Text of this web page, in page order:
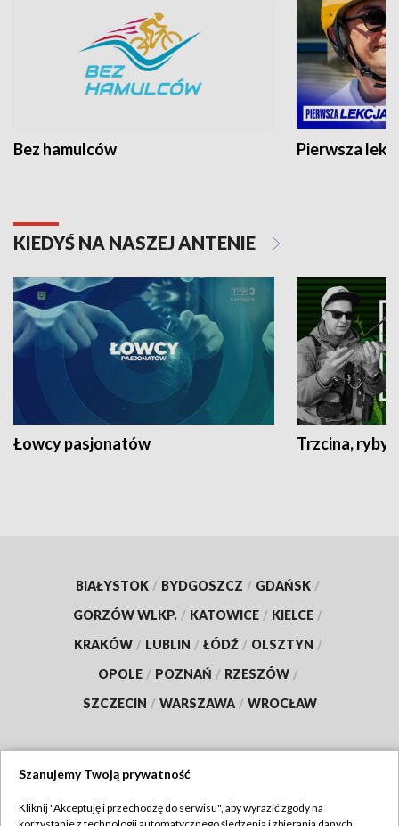
Bez hamulców Pierwsza
KIEDYŚ NA NASZEJ ANTENIE
Łowcy pasjonatów Trzcina, ryby
BIAŁYSTOK / BYDGOSZCZ / GDAŃSK /
GORZÓW WLKP. / KATOWICE / KIELCE /
KRAKÓW / LUBLIN / ŁÓDŹ / OLSZTYN /
OPOLE / POZNAŃ / RZESZÓW /
SZCZECIN / WARSZAWA / WROCŁAW
Szanujemy Twoją prywatność
Kliknij "Akceptuję i przechodzę do serwisu", aby wyrazić zgody na